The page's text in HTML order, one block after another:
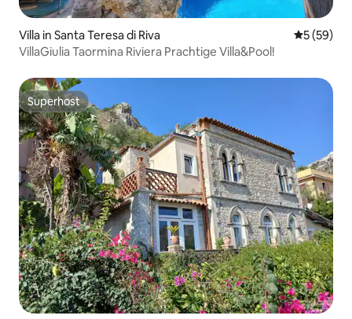
Villa in Santa Teresa di Riva
5 (59)
VillaGiulia Taormina Riviera Prachtige Villa&Pool!
Superhost
Superhost